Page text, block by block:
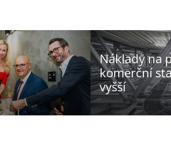
Náklady na
komerční
vyšší